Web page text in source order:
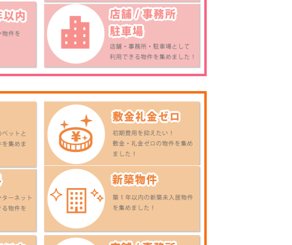
市坪・はなみずき線
古川横田 (バス停徒
歩：8分 )
2LDK
6.5
山根・マイントピア
線 坂井（愛媛県）
(バス停徒歩：3分 )
戸建
4DK
5.5万円
アパート
1K
グレースモア
戸建
4DK
3.5